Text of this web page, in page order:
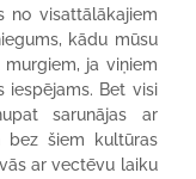
no visattālākajiem
kādu mūsu
ja viņiem
iespējams. Bet visi
sarunājas ar
bez šiem kultūras
ar vectēvu laiku